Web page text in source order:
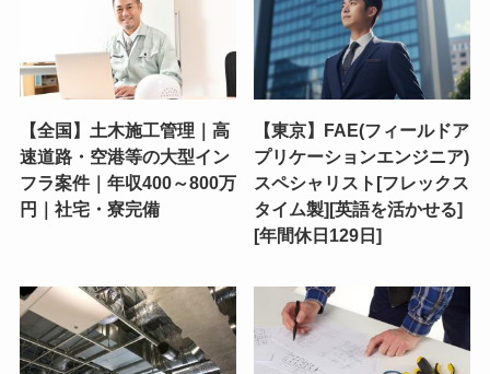
【全国】土木施工管理｜高
速道路・空港等の大型イン
フラ案件｜年収400～800万
円｜社宅・寮完備
【東京】FAE(フィールドア
プリケーションエンジニア)
スペシャリスト[フレックス
タイム製][英語を活かせる]
[年間休日129日]